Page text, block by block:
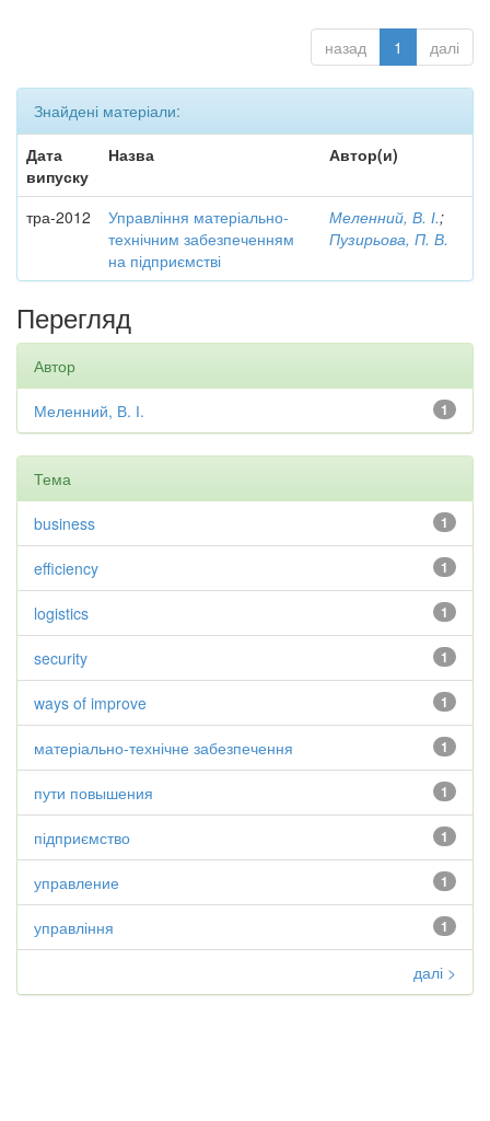
назад 1 далі
Знайдені матеріали:
Дата
випуску
Назва Автор(и)
тра-2012
Управління матеріально-
технічним забезпеченням
на підприємстві
Меленний, В. І.;
Пузирьова, П. В.
Перегляд
Автор
1
Меленний, В. І.
Тема
1
business
1
efficiency
1
logistics
1
security
1
ways of improve
1
матеріально-технічне забезпечення
1
пути повышения
1
підприємство
1
управление
1
управління
далі >